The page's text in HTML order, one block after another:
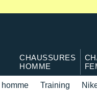
CHAUSSURES
HOMME
Training